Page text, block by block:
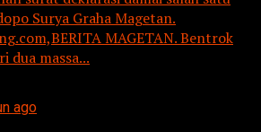
Surya Graha Magetan.
MAGETAN. Bentrok
dua massa...
ago